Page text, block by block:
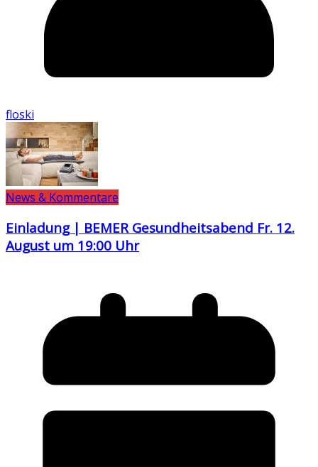
floski
News & Kommentare
Einladung | BEMER Gesundheitsabend Fr. 12.
August um 19:00 Uhr